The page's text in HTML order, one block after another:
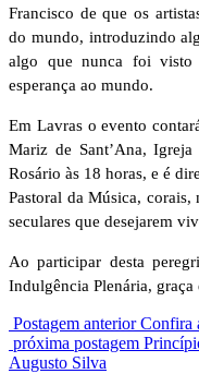
Francisco de que os
do mundo, introduzindo
algo que nunca foi visto
esperança ao mundo.
Em Lavras o evento
Mariz de Sant’Ana,
Rosário às 18 horas, e é
Pastoral da Música,
seculares que desejarem
Ao participar desta
Indulgência Plenária,
Postagem anterior Confira
próxima postagem
Augusto Silva